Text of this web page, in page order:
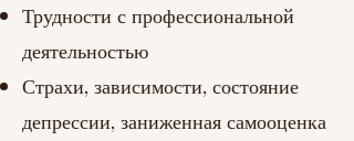
Трудности с профессиональной
деятельностью
Страхи, зависимости, состояние
депрессии, заниженная самооценка